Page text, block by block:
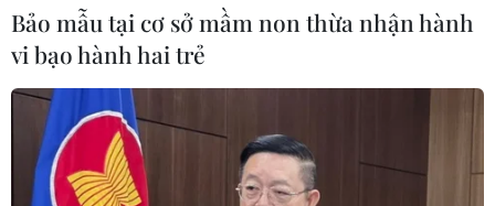
Bảo mẫu tại cơ sở mầm non thừa nhận hành
vi bạo hành hai trẻ